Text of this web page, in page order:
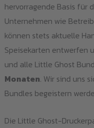
hervorragende Basis für
Unternehmen wie
können stets aktuelle
Speisekarten entwerfen
und alle Little Ghost
Monaten. Wir sind uns
Bundles begeistern
Die Little Ghost-